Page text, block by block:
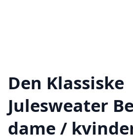
Den Klassiske
Julesweater
dame /